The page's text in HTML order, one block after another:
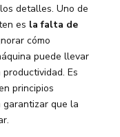
detalles. Uno de
es la falta de
cómo
puede llevar
Es
principios
garantizar que la